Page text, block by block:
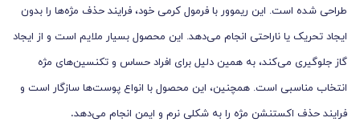
طراحی شده است. این ریموور با فرمول کرمی خود، فرایند حذف مژه‌ها را بدون
ایجاد تحریک یا ناراحتی انجام می‌دهد. این محصول بسیار ملایم است و از ایجاد
گاز جلوگیری می‌کند، به همین دلیل برای افراد حساس و تکنسین‌های مژه
انتخاب مناسبی است. همچنین، این محصول با انواع پوست‌ها سازگار است و
فرایند حذف اکستنشن مژه را به شکلی نرم و ایمن انجام می‌دهد.